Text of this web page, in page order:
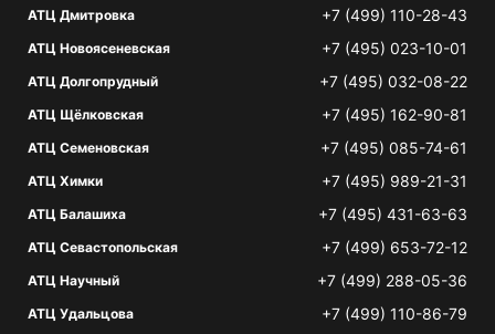
АТЦ Дмитровка +7 (499) 110-28-43
АТЦ Новоясеневская +7 (495) 023-10-01
АТЦ Долгопрудный +7 (495) 032-08-22
АТЦ Щёлковская +7 (495) 162-90-81
АТЦ Семеновская +7 (495) 085-74-61
АТЦ Химки +7 (495) 989-21-31
АТЦ Балашиха +7 (495) 431-63-63
АТЦ Севастопольская +7 (499) 653-72-12
АТЦ Научный +7 (499) 288-05-36
АТЦ Удальцова +7 (499) 110-86-79